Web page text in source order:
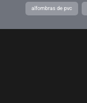
alfombras de pvc